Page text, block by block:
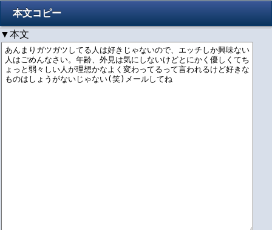
本文コピー
▼本文